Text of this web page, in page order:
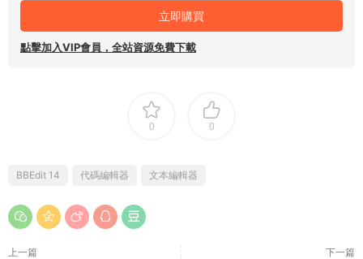
立即購買
點擊加入VIP會員，全站資源免費下載
0 0
BBEdit 14 代碼編輯器 文本編輯器
上一篇 下一篇